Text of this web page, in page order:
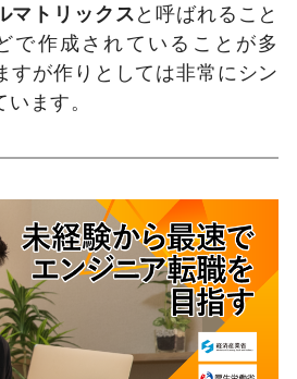
マトリックスと呼ばれること
で作成されていることが多
すが作りとしては非常にシン
ます。